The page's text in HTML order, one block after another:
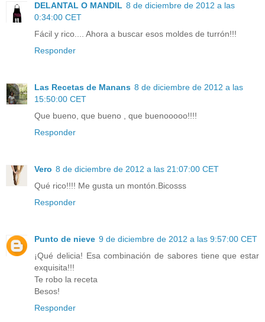
DELANTAL O MANDIL 8 de diciembre de 2012 a las
0:34:00 CET
Fácil y rico.... Ahora a buscar esos moldes de turrón!!!
Responder
Las Recetas de Manans 8 de diciembre de 2012 a las
15:50:00 CET
Que bueno, que bueno , que buenooooo!!!!
Responder
Vero 8 de diciembre de 2012 a las 21:07:00 CET
Qué rico!!!! Me gusta un montón.Bicosss
Responder
Punto de nieve 9 de diciembre de 2012 a las 9:57:00 CET
¡Qué delicia! Esa combinación de sabores tiene que estar
exquisita!!!
Te robo la receta
Besos!
Responder